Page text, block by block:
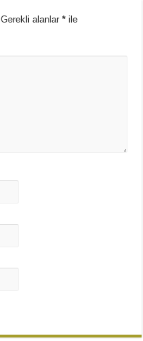
Gerekli alanlar* ile